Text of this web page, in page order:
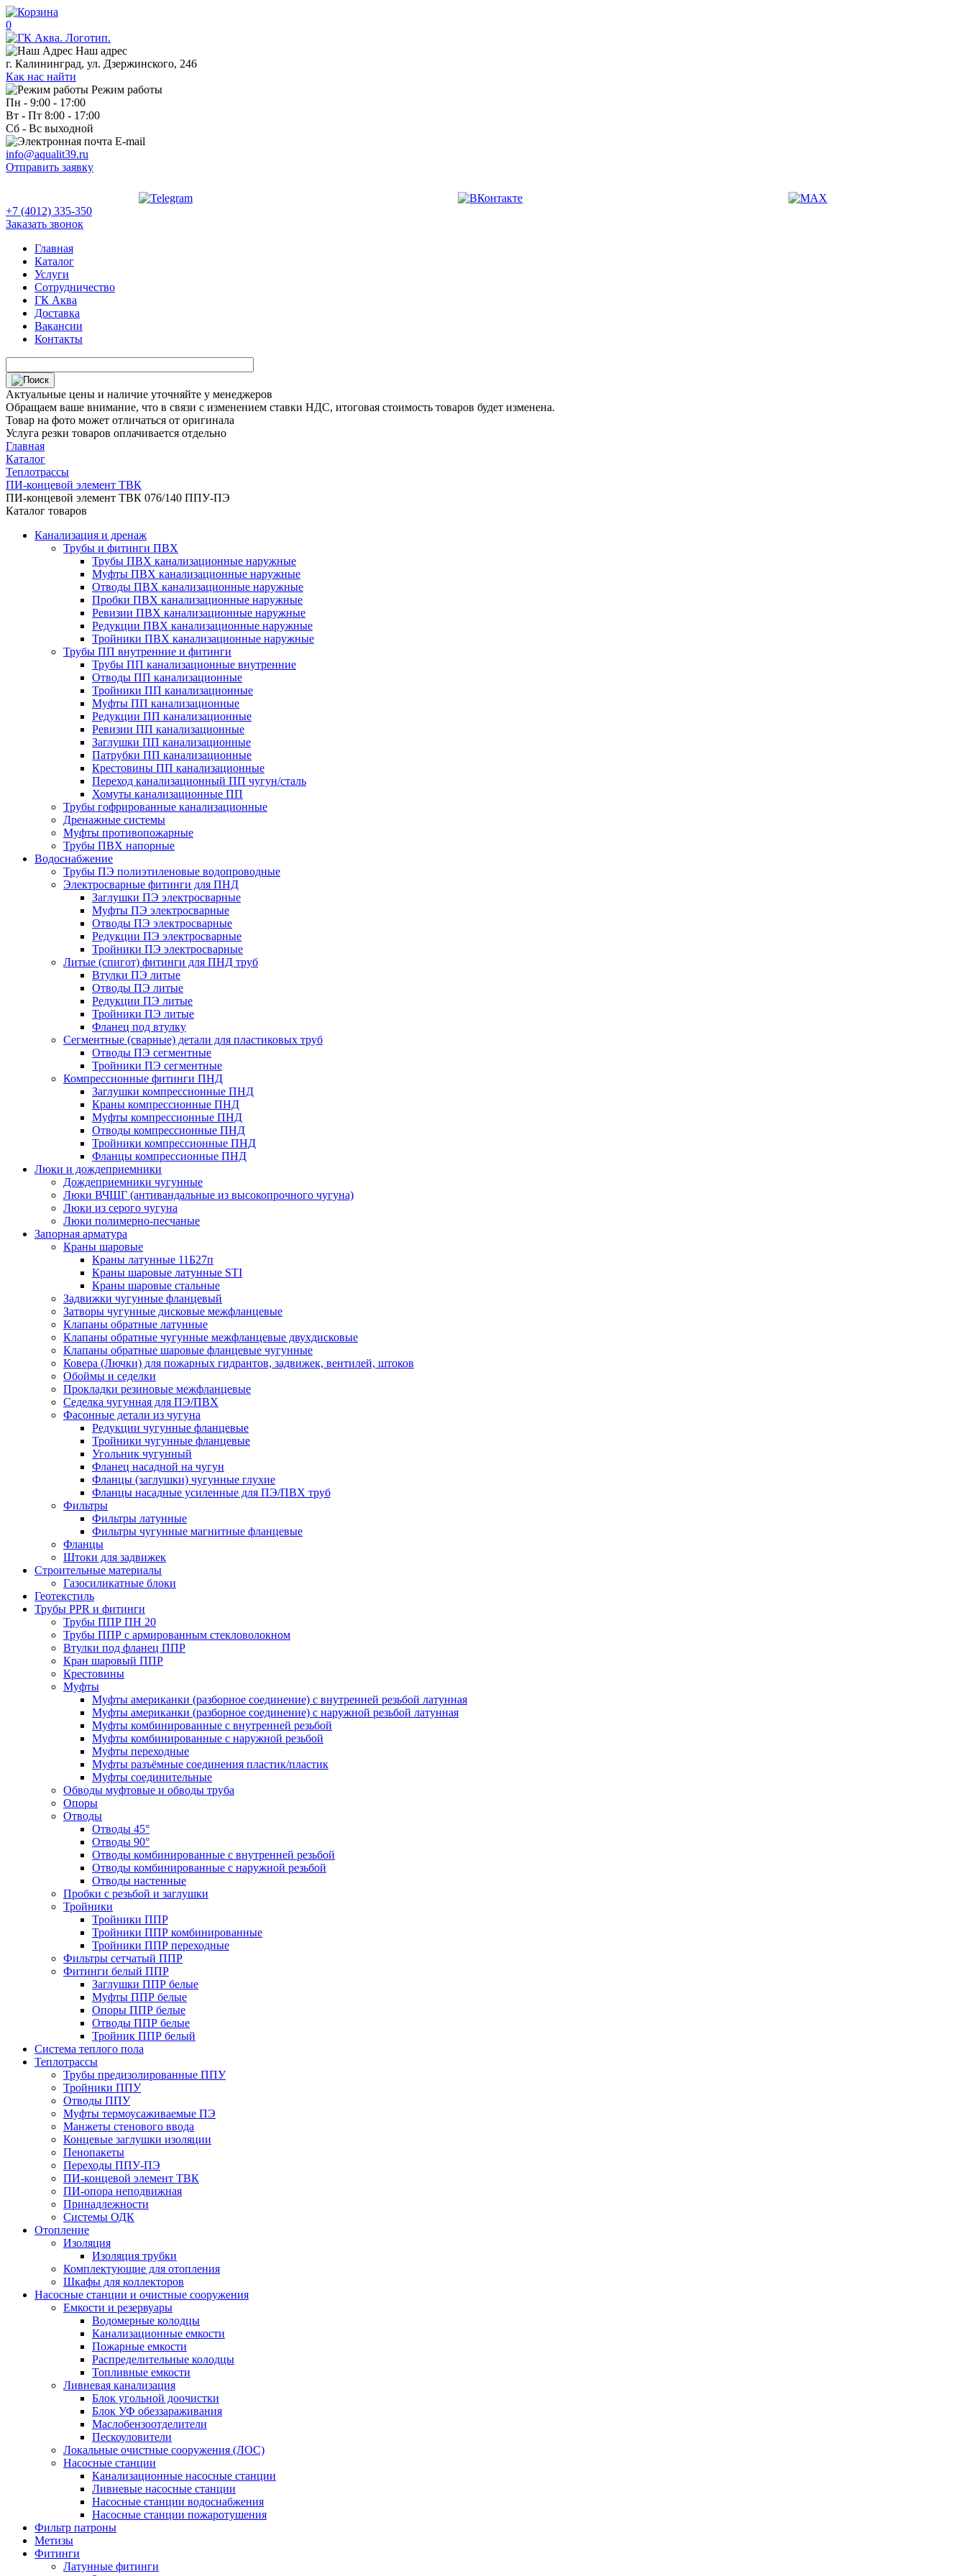
0
Наш адрес
г. Калининград, ул. Дзержинского, 246
Как нас найти
Режим работы
Пн - 9:00 - 17:00
Вт - Пт 8:00 - 17:00
Сб - Вс выходной
E-mail
info@aqualit39.ru
Отправить заявку
+7 (4012) 335-350
Заказать звонок
Главная
Каталог
Услуги
Сотрудничество
ГК Аква
Доставка
Вакансии
Контакты
Актуальные цены и наличие уточняйте у менеджеров
Обращаем ваше внимание, что в связи с изменением ставки НДС, итоговая стоимость товаров будет изменена.
Товар на фото может отличаться от оригинала
Услуга резки товаров оплачивается отдельно
Главная
Каталог
Теплотрассы
ПИ-концевой элемент ТВК
ПИ-концевой элемент ТВК 076/140 ППУ-ПЭ
Каталог товаров
Канализация и дренаж
Трубы и фитинги ПВХ
Трубы ПВХ канализационные наружные
Муфты ПВХ канализационные наружные
Отводы ПВХ канализационные наружные
Пробки ПВХ канализационные наружные
Ревизии ПВХ канализационные наружные
Редукции ПВХ канализационные наружные
Тройники ПВХ канализационные наружные
Трубы ПП внутренние и фитинги
Трубы ПП канализационные внутренние
Отводы ПП канализационные
Тройники ПП канализационные
Муфты ПП канализационные
Редукции ПП канализационные
Ревизии ПП канализационные
Заглушки ПП канализационные
Патрубки ПП канализационные
Крестовины ПП канализационные
Переход канализационный ПП чугун/сталь
Хомуты канализационные ПП
Трубы гофрированные канализационные
Дренажные системы
Муфты противопожарные
Трубы ПВХ напорные
Водоснабжение
Трубы ПЭ полиэтиленовые водопроводные
Электросварные фитинги для ПНД
Заглушки ПЭ электросварные
Муфты ПЭ электросварные
Отводы ПЭ электросварные
Редукции ПЭ электросварные
Тройники ПЭ электросварные
Литые (спигот) фитинги для ПНД труб
Втулки ПЭ литые
Отводы ПЭ литые
Редукции ПЭ литые
Тройники ПЭ литые
Фланец под втулку
Сегментные (сварные) детали для пластиковых труб
Отводы ПЭ сегментные
Тройники ПЭ сегментные
Компрессионные фитинги ПНД
Заглушки компрессионные ПНД
Краны компрессионные ПНД
Муфты компрессионные ПНД
Отводы компрессионные ПНД
Тройники компрессионные ПНД
Фланцы компрессионные ПНД
Люки и дождеприемники
Дождеприемники чугунные
Люки ВЧШГ (антивандальные из высокопрочного чугуна)
Люки из серого чугуна
Люки полимерно-песчаные
Запорная арматура
Краны шаровые
Краны латунные 11Б27п
Краны шаровые латунные STI
Краны шаровые стальные
Задвижки чугунные фланцевый
Затворы чугунные дисковые межфланцевые
Клапаны обратные латунные
Клапаны обратные чугунные межфланцевые двухдисковые
Клапаны обратные шаровые фланцевые чугунные
Ковера (Лючки) для пожарных гидрантов, задвижек, вентилей, штоков
Обоймы и седелки
Прокладки резиновые межфланцевые
Седелка чугунная для ПЭ/ПВХ
Фасонные детали из чугуна
Редукции чугунные фланцевые
Тройники чугунные фланцевые
Угольник чугунный
Фланец насадной на чугун
Фланцы (заглушки) чугунные глухие
Фланцы насадные усиленные для ПЭ/ПВХ труб
Фильтры
Фильтры латунные
Фильтры чугунные магнитные фланцевые
Фланцы
Штоки для задвижек
Строительные материалы
Газосиликатные блоки
Геотекстиль
Трубы PPR и фитинги
Трубы ППР ПН 20
Трубы ППР с армированным стекловолокном
Втулки под фланец ППР
Кран шаровый ППР
Крестовины
Муфты
Муфты американки (разборное соединение) с внутренней резьбой латунная
Муфты американки (разборное соединение) с наружной резьбой латунная
Муфты комбинированные с внутренней резьбой
Муфты комбинированные с наружной резьбой
Муфты переходные
Муфты разъёмные соединения пластик/пластик
Муфты соединительные
Обводы муфтовые и обводы труба
Опоры
Отводы
Отводы 45°
Отводы 90°
Отводы комбинированные с внутренней резьбой
Отводы комбинированные с наружной резьбой
Отводы настенные
Пробки с резьбой и заглушки
Тройники
Тройники ППР
Тройники ППР комбинированные
Тройники ППР переходные
Фильтры сетчатый ППР
Фитинги белый ППР
Заглушки ППР белые
Муфты ППР белые
Опоры ППР белые
Отводы ППР белые
Тройник ППР белый
Система теплого пола
Теплотрассы
Трубы предизолированные ППУ
Тройники ППУ
Отводы ППУ
Муфты термоусаживаемые ПЭ
Манжеты стенового ввода
Концевые заглушки изоляции
Пенопакеты
Переходы ППУ-ПЭ
ПИ-концевой элемент ТВК
ПИ-опора неподвижная
Принадлежности
Системы ОДК
Отопление
Изоляция
Изоляция трубки
Комплектующие для отопления
Шкафы для коллекторов
Насосные станции и очистные сооружения
Емкости и резервуары
Водомерные колодцы
Канализационные емкости
Пожарные емкости
Распределительные колодцы
Топливные емкости
Ливневая канализация
Блок угольной доочистки
Блок УФ обеззараживания
Маслобензоотделители
Пескоуловители
Локальные очистные сооружения (ЛОС)
Насосные станции
Канализационные насосные станции
Ливневые насосные станции
Насосные станции водоснабжения
Насосные станции пожаротушения
Фильтр патроны
Метизы
Фитинги
Латунные фитинги